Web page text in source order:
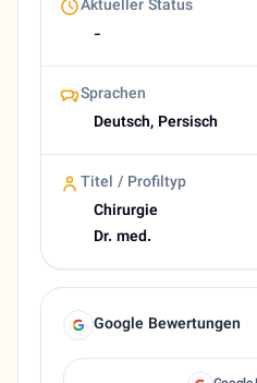
Aktueller Status
-
Sprachen
Deutsch, Persisch
Titel / Profiltyp
Chirurgie
Dr. med.
Google Bewertungen